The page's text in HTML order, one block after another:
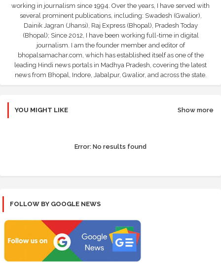
working in journalism since 1994. Over the years, I have served with
several prominent publications, including: Swadesh (Gwalior),
Dainik Jagran (Jhansi), Raj Express (Bhopal), Pradesh Today
(Bhopal); Since 2012, I have been working full-time in digital
journalism. I am the founder member and editor of
bhopalsamachar.com, which has established itself as one of the
leading Hindi news portals in Madhya Pradesh, covering the latest
news from Bhopal, Indore, Jabalpur, Gwalior, and across the state.
YOU MIGHT LIKE Show more
Error: No results found
FOLLOW BY GOOGLE NEWS